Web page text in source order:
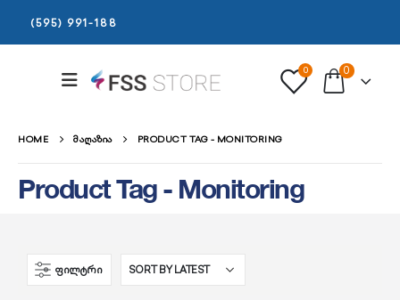
(595) 991-188
0 0
HOME ᲛᲐᲦᲐᲖᲘᲐ PRODUCT TAG - MONITORING
Product Tag - Monitoring
ᲤᲘᲚᲢᲠᲘ